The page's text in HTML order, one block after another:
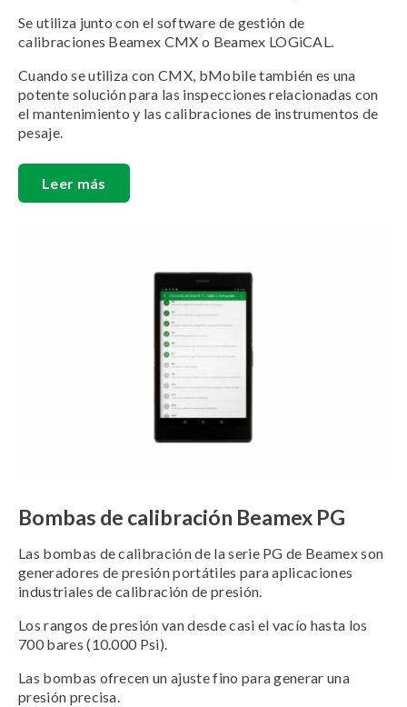
Se utiliza junto con el software de gestión de
calibraciones Beamex CMX o Beamex LOGiCAL.
Cuando se utiliza con CMX, bMobile también es una
potente solución para las inspecciones relacionadas con
el mantenimiento y las calibraciones de instrumentos de
pesaje.
Leer más
Bombas de calibración Beamex PG
Las bombas de calibración de la serie PG de Beamex son
generadores de presión portátiles para aplicaciones
industriales de calibración de presión.
Los rangos de presión van desde casi el vacío hasta los
700 bares (10.000 Psi).
Las bombas ofrecen un ajuste fino para generar una
presión precisa.